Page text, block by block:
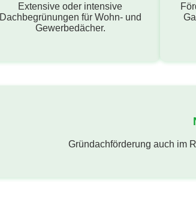
Extensive oder intensive
Dachbegrünungen für Wohn- und
Gewerbedächer.
Gründachförderung auch im